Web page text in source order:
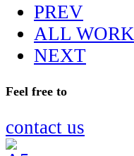
PREV
ALL
NEXT
Feel free to
contact us